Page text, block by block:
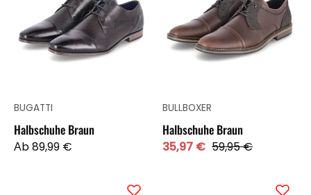
BUGATTI
Halbschuhe Braun
Аb 89,99 €
BULLBOXER
Halbschuhe Braun
35,97 € 59,95 €
Halbschuhe
Business-